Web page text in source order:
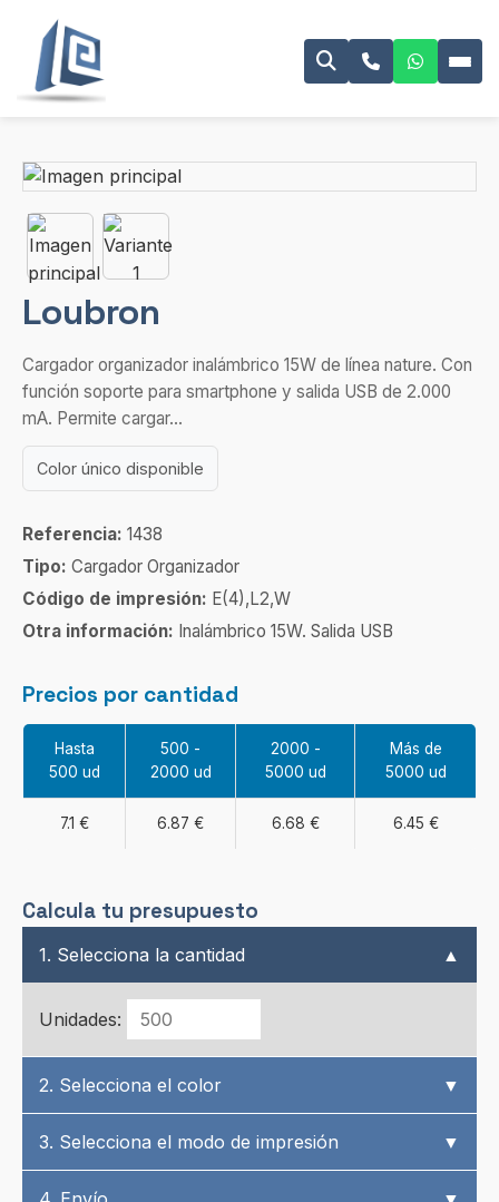
Loubron
Cargador organizador inalámbrico 15W de línea nature. Con
función soporte para smartphone y salida USB de 2.000
mA. Permite cargar...
Color único disponible
Referencia: 1438
Tipo: Cargador Organizador
Código de impresión: E(4),L2,W
Otra información: Inalámbrico 15W. Salida USB
Precios por cantidad
Hasta
500 ud
500 -
2000 ud
2000 -
5000 ud
Más de
5000 ud
7.1 € 6.87 € 6.68 € 6.45 €
Calcula tu presupuesto
1. Selecciona la cantidad ▲
Unidades:
2. Selecciona el color ▼
3. Selecciona el modo de impresión ▼